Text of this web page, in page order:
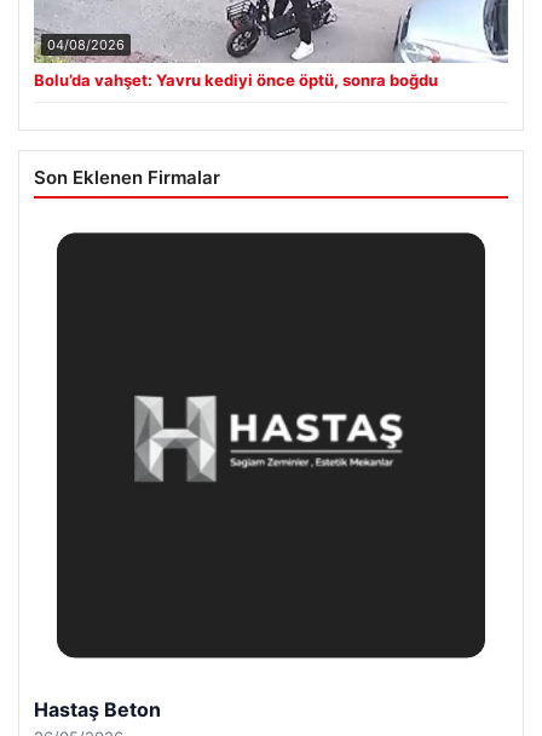
04/08/2026
Bolu’da vahşet: Yavru kediyi önce öptü, sonra boğdu
Son Eklenen Firmalar
Hastaş Beton